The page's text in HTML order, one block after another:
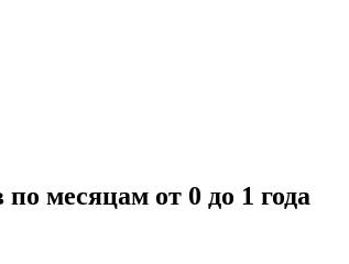
месяцам от 0 до 1 года